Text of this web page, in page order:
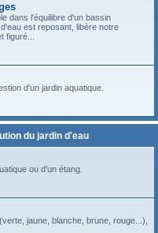
dans l'équilibre d'un bassin
est reposant, libère notre
figuré...
d'un jardin aquatique.
du jardin d'eau
ou d'un étang.
jaune, blanche, brune, rouge...),